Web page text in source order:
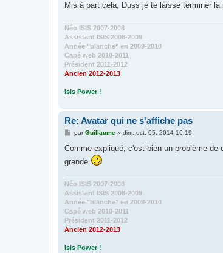
Mis à part cela, Duss je te laisse terminer la
Néo ISIS 2007-2008
Assistant ISIS 2008-2009
Année "blanche" en 2009-2010
Capé web 2010-2011
Président 2011-2012
Ancien 2012-2013
Isis Power !
Re: Avatar qui ne s'affiche pas
M
s
a
parGuillaume» dim. oct. 05, 2014 16:19
Comme expliqué, c'est bien un problème
grande
Néo ISIS 2007-2008
Assistant ISIS 2008-2009
Année "blanche" en 2009-2010
Capé web 2010-2011
Président 2011-2012
Ancien 2012-2013
Isis Power !